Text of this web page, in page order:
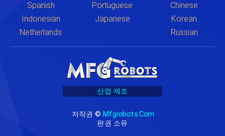
Spanish
Portuguese
Chinese
Indonesian
Japanese
Korean
Netherlands
Russian
산업 제조
저작권 © Mfgrobots.com
판권 소유